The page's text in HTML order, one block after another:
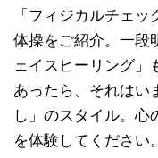
「フィジカルチェ
体操をご紹介。一段
ェイスヒーリング」
あったら、それはい
し」のスタイル。心
を体験してください。